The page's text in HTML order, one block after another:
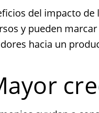
del impacto
y pueden
hacia un